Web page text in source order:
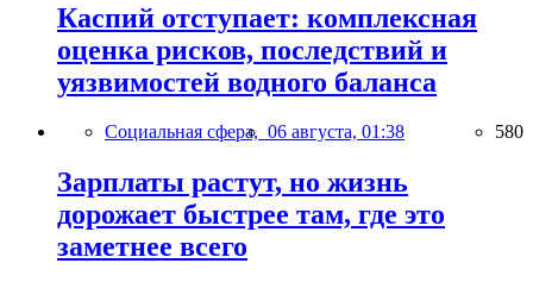
Каспий отступает: комплексная
оценка рисков, последствий и
уязвимостей водного баланса
Социальная сфера, 06 августа, 01:38 580
Зарплаты растут, но жизнь
дорожает быстрее там, где это
заметнее всего